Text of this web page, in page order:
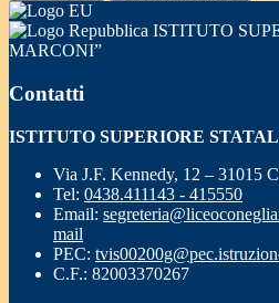
ISTITUTO
MARCONI”
Contatti
ISTITUTO SUPERIORE
Via J.F. Kennedy, 12 –
Tel: 0438.411143 - 415550
Email:
mail
PEC:
C.F.: 82003370267